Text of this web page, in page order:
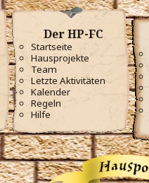
Der HP-FC
Startseite
Hausprojekte
Team
Letzte Aktivitäten
Kalender
Regeln
Hilfe